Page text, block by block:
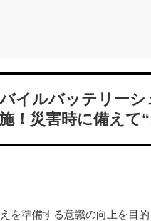
イルバッテリー
！災害時に備えて
を準備する意識の向上を目